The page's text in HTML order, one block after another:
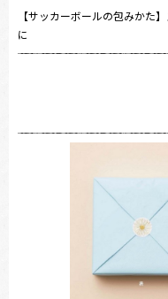
【サッカーボールの包みかた
に